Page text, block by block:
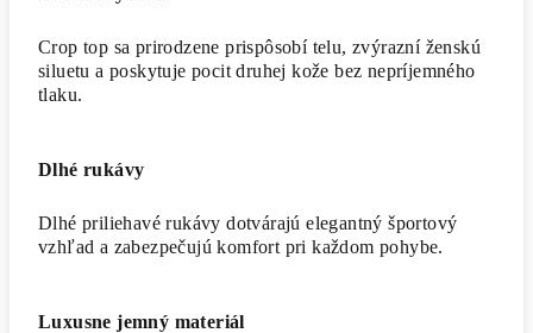
Crop top sa prirodzene prispôsobí telu, zvýrazní ženskú
siluetu a poskytuje pocit druhej kože bez nepríjemného
tlaku.
Dlhé rukávy
Dlhé priliehavé rukávy dotvárajú elegantný športový
vzhľad a zabezpečujú komfort pri každom pohybe.
Luxusne jemný materiál